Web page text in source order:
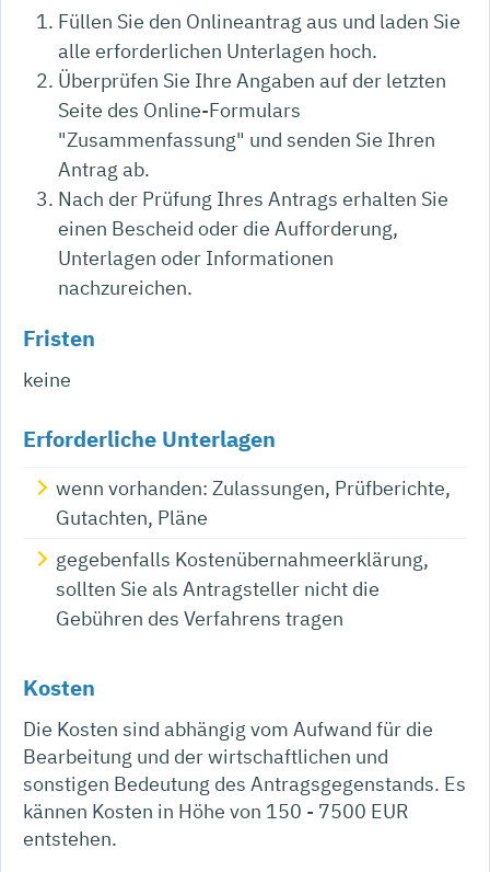
Füllen Sie den Onlineantrag aus und laden Sie
alle erforderlichen Unterlagen hoch.
Überprüfen Sie Ihre Angaben auf der letzten
Seite des Online-Formulars
"Zusammenfassung" und senden Sie Ihren
Antrag ab.
Nach der Prüfung Ihres Antrags erhalten Sie
einen Bescheid oder die Aufforderung,
Unterlagen oder Informationen
nachzureichen.
Fristen
keine
Erforderliche Unterlagen
wenn vorhanden: Zulassungen, Prüfberichte,
Gutachten, Pläne
gegebenfalls Kostenübernahmeerklärung,
sollten Sie als Antragsteller nicht die
Gebühren des Verfahrens tragen
Kosten
Die Kosten sind abhängig vom Aufwand für die
Bearbeitung und der wirtschaftlichen und
sonstigen Bedeutung des Antragsgegenstands. Es
kännen Kosten in Höhe von 150 - 7500 EUR
entstehen.